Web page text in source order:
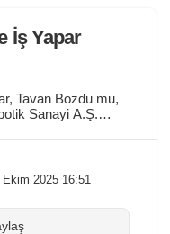
İş Yapar
Tavan Bozdu mu,
Sanayi A.Ş.
geliştiren bir
eğlence
için yenilikçi
(Eylül 2025)
Ekim 2025 16:51